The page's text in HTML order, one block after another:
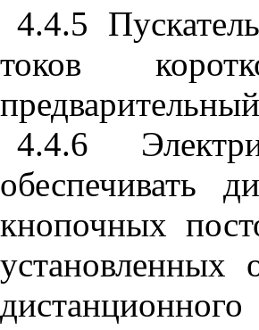
4.4.5 Пускатель
токов
предварительный
4.4.6
обеспечивать
кнопочных
установленных
дистанционного